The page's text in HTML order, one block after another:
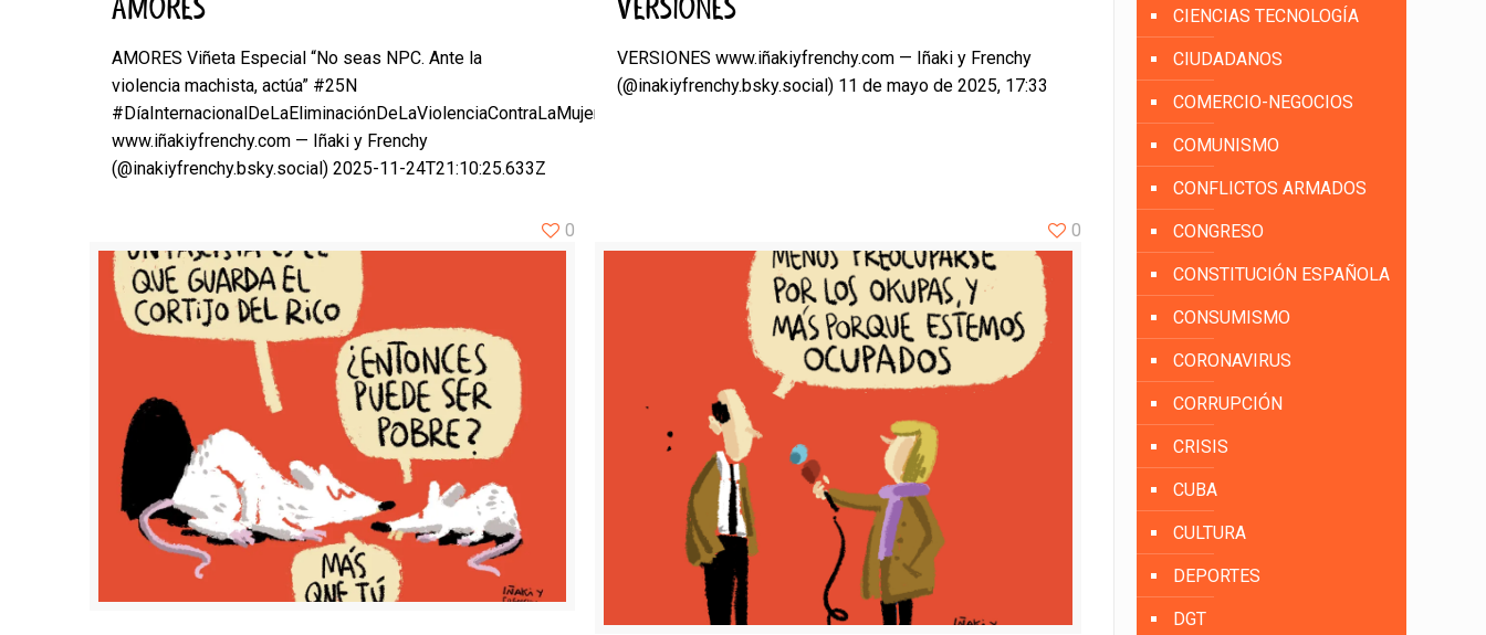
AMORES
AMORES Viñeta Especial “No seas NPC. Ante la
violencia machista, actúa” #25N
#DíaInternacionalDeLaEliminaciónDeLaViolenciaContraLaMujer
www.iñakiyfrenchy.com — Iñaki y Frenchy
(@inakiyfrenchy.bsky.social) 2025-11-24T21:10:25.633Z
VERSIONES
VERSIONES www.iñakiyfrenchy.com — Iñaki y Frenchy
(@inakiyfrenchy.bsky.social) 11 de mayo de 2025, 17:33
0 0
CIENCIAS TECNOLOGÍA
CIUDADANOS
COMERCIO-NEGOCIOS
COMUNISMO
CONFLICTOS ARMADOS
CONGRESO
CONSTITUCIÓN ESPAÑOLA
CONSUMISMO
CORONAVIRUS
CORRUPCIÓN
CRISIS
CUBA
CULTURA
DEPORTES
DGT